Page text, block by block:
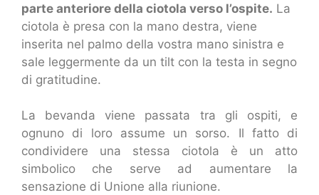
parte anteriore della ciotola verso l’ospite. La
ciotola è presa con la mano destra, viene
inserita nel palmo della vostra mano sinistra e
sale leggermente da un tilt con la testa in segno
di gratitudine.
La bevanda viene passata tra gli ospiti, e
ognuno di loro assume un sorso. Il fatto di
condividere una stessa ciotola è un atto
simbolico che serve ad aumentare la
sensazione di Unione alla riunione.